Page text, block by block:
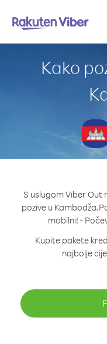
Kako
S uslugom Viber Out
pozive u Kambodža.
mobilni! -
Kupite pakete
najbolje